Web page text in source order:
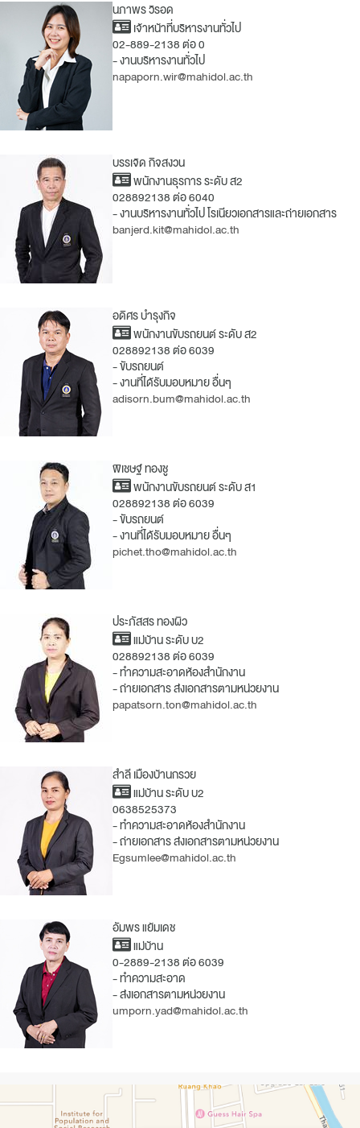
นภาพร วิรอด
เจ้าหน้าที่บริหารงานทั่วไป
02-889-2138 ต่อ 0
- งานบริหารงานทั่วไป
napaporn.wir@mahidol.ac.th
บรรเจิด กิจสงวน
พนักงานธุรการ ระดับ ส2
028892138 ต่อ 6040
- งานบริหารงานทั่วไป โรเนียวเอกสารและถ่ายเอกสาร
banjerd.kit@mahidol.ac.th
อดิศร บำรุงกิจ
พนักงานขับรถยนต์ ระดับ ส2
028892138 ต่อ 6039
- ขับรถยนต์
- งานที่ได้รับมอบหมาย อื่นๆ
adisorn.bum@mahidol.ac.th
พิเชษฐ์ ทองชู
พนักงานขับรถยนต์ ระดับ ส1
028892138 ต่อ 6039
- ขับรถยนต์
- งานที่ได้รับมอบหมาย อื่นๆ
pichet.tho@mahidol.ac.th
ประภัสสร ทองผิว
แม่บ้าน ระดับ บ2
028892138 ต่อ 6039
- ทำความสะอาดห้องสำนักงาน
- ถ่ายเอกสาร ส่งเอกสารตามหน่วยงาน
papatsorn.ton@mahidol.ac.th
สำลี เมืองบ้านกรวย
แม่บ้าน ระดับ บ2
0638525373
- ทำความสะอาดห้องสำนักงาน
- ถ่ายเอกสาร ส่งเอกสารตามหน่วยงาน
Egsumlee@mahidol.ac.th
อัมพร แย้มเดช
แม่บ้าน
0-2889-2138 ต่อ 6039
- ทำความสะอาด
- ส่งเอกสารตามหน่วยงาน
umporn.yad@mahidol.ac.th